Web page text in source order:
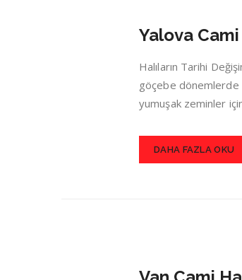
Yalova Cami
Halıların Tarihi
göçebe dönemlerde
yumuşak zeminler
DAHA FAZLA OKU